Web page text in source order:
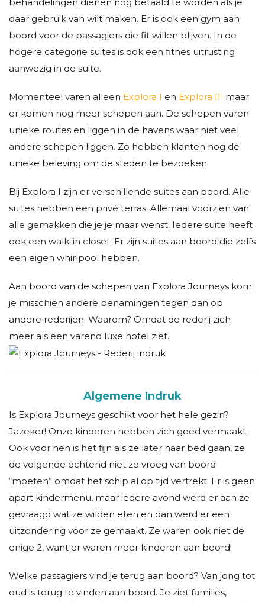
daar gebruik van wilt maken. Er is ook een gym aan
boord voor de passagiers die fit willen blijven. In de
hogere categorie suites is ook een fitnes uitrusting
aanwezig in de suite.
Momenteel varen alleen Explora I en Explora II maar
er komen nog meer schepen aan. De schepen varen
unieke routes en liggen in de havens waar niet veel
andere schepen liggen. Zo hebben klanten nog de
unieke beleving om de steden te bezoeken.
Bij Explora I zijn er verschillende suites aan boord. Alle
suites hebben een privé terras. Allemaal voorzien van
alle gemakken die je je maar wenst. Iedere suite heeft
ook een walk-in closet. Er zijn suites aan boord die zelfs
een eigen whirlpool hebben.
Aan boord van de schepen van Explora Journeys kom
je misschien andere benamingen tegen dan op
andere rederijen. Waarom? Omdat de rederij zich
meer als een varend luxe hotel ziet.
Algemene Indruk
Is Explora Journeys geschikt voor het hele gezin?
Jazeker! Onze kinderen hebben zich goed vermaakt.
Ook voor hen is het fijn als ze later naar bed gaan, ze
de volgende ochtend niet zo vroeg van boord
“moeten” omdat het schip al op tijd vertrekt. Er is geen
apart kindermenu, maar iedere avond werd er aan ze
gevraagd wat ze wilden eten en dan werd er een
uitzondering voor ze gemaakt. Ze waren ook niet de
enige 2, want er waren meer kinderen aan boord!
Welke passagiers vind je terug aan boord? Van jong tot
oud is terug te vinden aan boord. Je ziet families,